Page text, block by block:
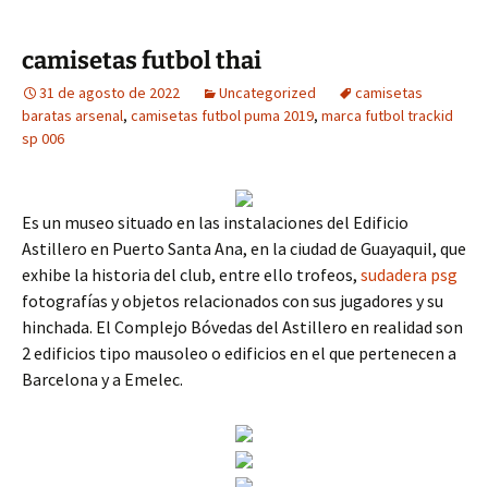
camisetas futbol thai
31 de agosto de 2022 Uncategorized
camisetas
baratas arsenal, camisetas futbol puma 2019, marca futbol trackid
sp 006
Es un museo situado en las instalaciones del Edificio
Astillero en Puerto Santa Ana, en la ciudad de Guayaquil, que
exhibe la historia del club, entre ello trofeos, sudadera psg
fotografías y objetos relacionados con sus jugadores y su
hinchada. El Complejo Bóvedas del Astillero en realidad son
2 edificios tipo mausoleo o edificios en el que pertenecen a
Barcelona y a Emelec.